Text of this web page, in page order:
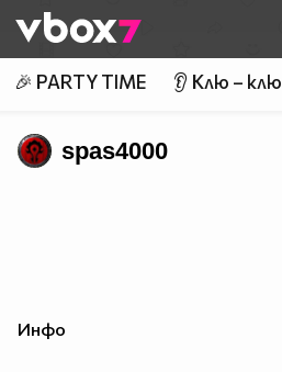
👾
🎉 PARTY TIME 👂 Клю – клю
spas4000
Инфо